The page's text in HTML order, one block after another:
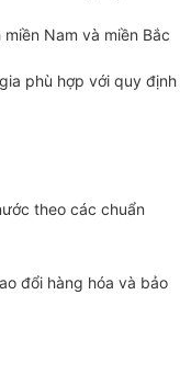
Nam và miền Bắc
phù hợp với quy định
theo các chuẩn
đổi hàng hóa và bảo